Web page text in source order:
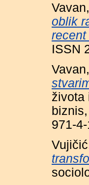
oblik
recent
ISSN
života
971-